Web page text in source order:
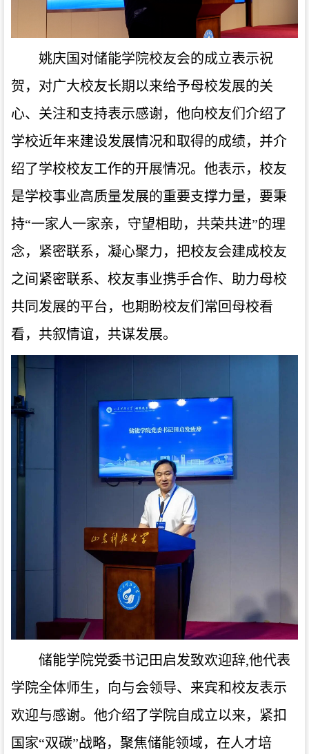
姚庆国对储能学院校友会的成立表示祝
贺，对广大校友长期以来给予母校发展的关
心、关注和支持表示感谢，他向校友们介绍了
学校近年来建设发展情况和取得的成绩，并介
绍了学校校友工作的开展情况。他表示，校友
是学校事业高质量发展的重要支撑力量，要秉
持“一家人一家亲，守望相助，共荣共进”的理
念，紧密联系，凝心聚力，把校友会建成校友
之间紧密联系、校友事业携手合作、助力母校
共同发展的平台，也期盼校友们常回母校看
看，共叙情谊，共谋发展。
储能学院党委书记田启发致欢迎辞,他代表
学院全体师生，向与会领导、来宾和校友表示
欢迎与感谢。他介绍了学院自成立以来，紧扣
国家“双碳”战略，聚焦储能领域，在人才培